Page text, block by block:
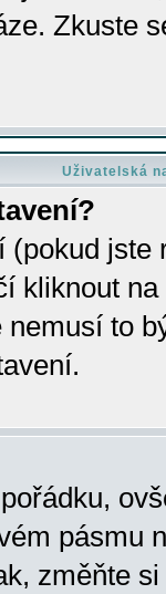
Zkuste
Uživatelská
(pokud
kliknout
to
pásmu
změňte